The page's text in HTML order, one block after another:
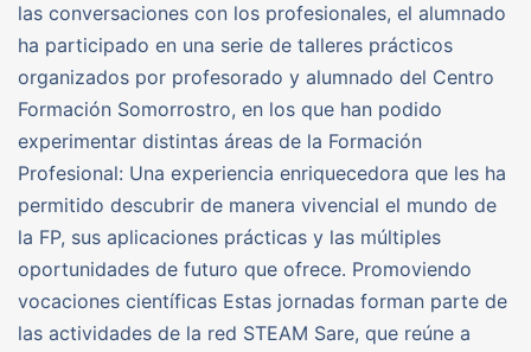
las conversaciones con los profesionales, el alumnado
ha participado en una serie de talleres prácticos
organizados por profesorado y alumnado del Centro
Formación Somorrostro, en los que han podido
experimentar distintas áreas de la Formación
Profesional: Una experiencia enriquecedora que les ha
permitido descubrir de manera vivencial el mundo de
la FP, sus aplicaciones prácticas y las múltiples
oportunidades de futuro que ofrece. Promoviendo
vocaciones científicas Estas jornadas forman parte de
las actividades de la red STEAM Sare, que reúne a